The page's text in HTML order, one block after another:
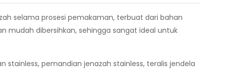
selama prosesi pemakaman, terbuat dari bahan
mudah dibersihkan, sehingga sangat ideal untuk
pemandian jenazah stainless, teralis jendela